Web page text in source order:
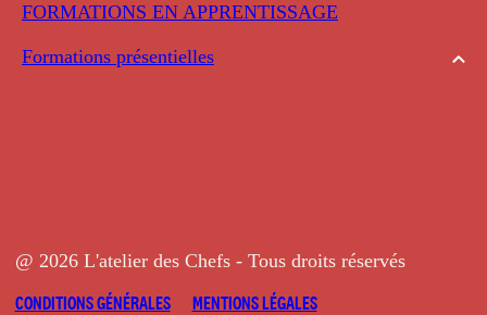
FORMATIONS EN APPRENTISSAGE
Formations présentielles
@ 2026 L'atelier des Chefs - Tous droits réservés
CONDITIONS GÉNÉRALES
MENTIONS LÉGALES